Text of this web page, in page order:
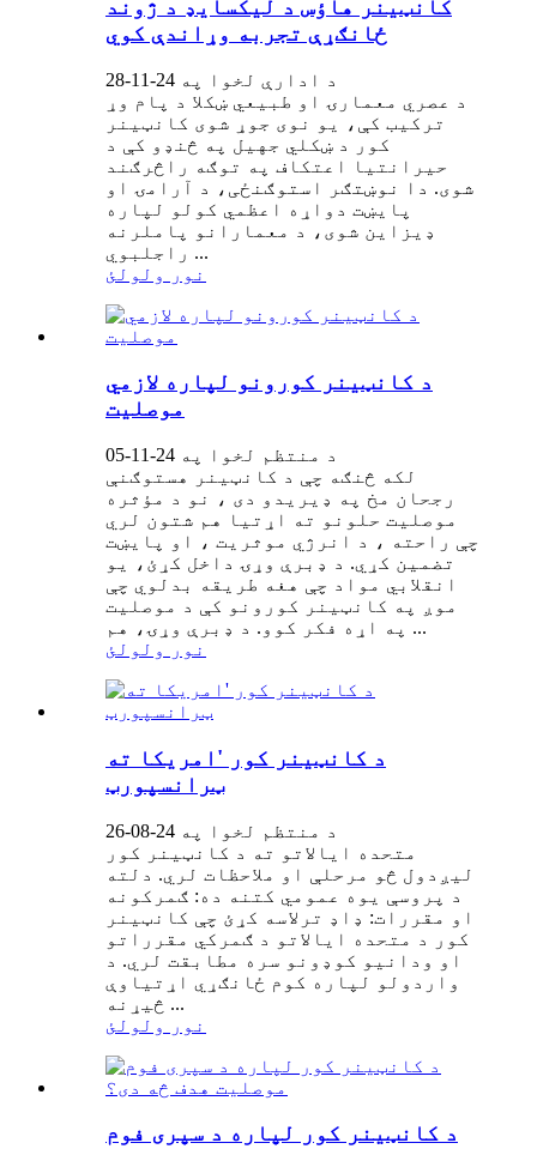
کانټینر هاؤس د لیکسایډ د ژوند
ځانګړې تجربه وړاندې کوي
د ادارې لخوا په 24-11-28
د عصري معمارۍ او طبیعي ښکلا د پام وړ
ترکیب کې، یو نوی جوړ شوی کانټینر
کور د ښکلي جهيل په څنډو کې د
حیرانتیا اعتکاف په توګه راڅرګند
شوی. دا نوښتګر استوګنځی، د آرامۍ او
پایښت دواړه اعظمي کولو لپاره
ډیزاین شوی، د معمارانو پاملرنه
راجلبوي ...
نور ولولئ
د کانټینر کورونو لپاره لازمي
موصلیت
د منتظم لخوا په 24-11-05
لکه څنګه چې د کانټینر هستوګنې
رجحان مخ په ډیریدو دی ، نو د مؤثره
موصلیت حلونو ته اړتیا هم شتون لري
چې راحته ، د انرژي موثریت ، او پایښت
تضمین کړي. د ډبرې وړۍ داخل کړئ، یو
انقلابي مواد چې هغه طریقه بدلوي چې
موږ په کانټینر کورونو کې د موصلیت
په اړه فکر کوو. د ډبرې وړۍ، هم ...
نور ولولئ
د کانټینر کور 'امریکا ته
ټرانسپورټ
د منتظم لخوا په 24-08-26
متحده ایالاتو ته د کانټینر کور
لیږدول څو مرحلې او ملاحظات لري. دلته
د پروسې یوه عمومي کتنه ده: ګمرکونه
او مقررات: ډاډ ترلاسه کړئ چې کانټینر
کور د متحده ایالاتو د ګمرکي مقرراتو
او ودانیو کوډونو سره مطابقت لري. د
واردولو لپاره کوم ځانګړي اړتیاوې
څیړنه ...
نور ولولئ
د کانټینر کور لپاره د سپری فوم